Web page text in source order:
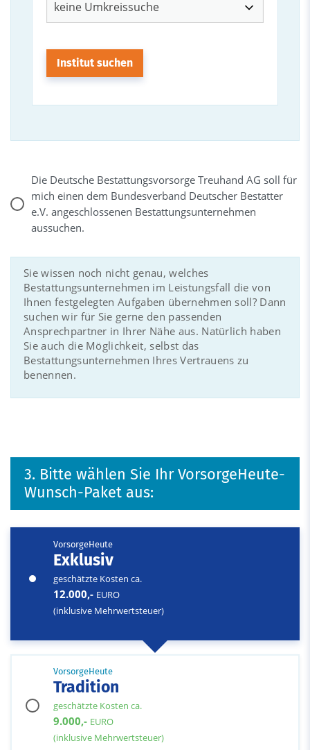
Die Deutsche Bestattungsvorsorge Treuhand AG soll für
mich einen dem Bundesverband Deutscher Bestatter
e.V. angeschlossenen Bestattungsunternehmen
aussuchen.
Sie wissen noch nicht genau, welches
Bestattungsunternehmen im Leistungsfall die von
Ihnen festgelegten Aufgaben übernehmen soll? Dann
suchen wir für Sie gerne den passenden
Ansprechpartner in Ihrer Nähe aus. Natürlich haben
Sie auch die Möglichkeit, selbst das
Bestattungsunternehmen Ihres Vertrauens zu
benennen.
3. Bitte wählen Sie Ihr VorsorgeHeute-
Wunsch-Paket aus:
VorsorgeHeute
Exklusiv
geschätzte Kosten ca.
12.000,- EURO
(inklusive Mehrwertsteuer)
VorsorgeHeute
Tradition
geschätzte Kosten ca.
9.000,- EURO
(inklusive Mehrwertsteuer)